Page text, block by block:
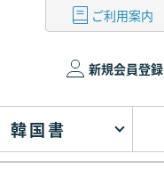
ご利用案内
新規会員登録
韓国書